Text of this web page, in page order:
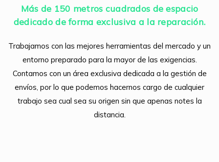
Más de 150 metros cuadrados de espacio
dedicado de forma exclusiva a la reparación.
Trabajamos con las mejores herramientas del mercado y un
entorno preparado para la mayor de las exigencias.
Contamos con un área exclusiva dedicada a la gestión de
envíos, por lo que podemos hacernos cargo de cualquier
trabajo sea cual sea su origen sin que apenas notes la
distancia.